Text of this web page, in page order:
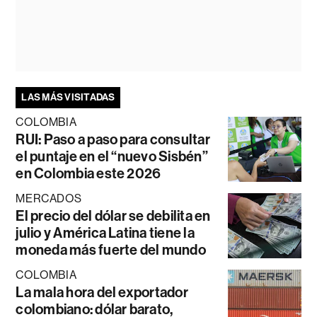
LAS MÁS VISITADAS
COLOMBIA
RUI: Paso a paso para consultar
el puntaje en el “nuevo Sisbén”
en Colombia este 2026
MERCADOS
El precio del dólar se debilita en
julio y América Latina tiene la
moneda más fuerte del mundo
COLOMBIA
La mala hora del exportador
colombiano: dólar barato,